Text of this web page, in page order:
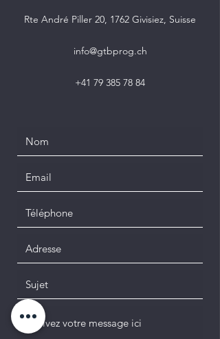
Rte André Piller 20, 1762 Givisiez, Suisse
info@gtbprog.ch
+41 79 385 78 84